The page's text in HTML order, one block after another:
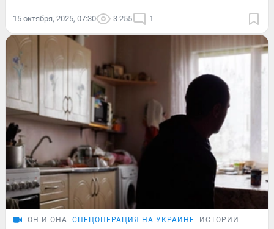
15 октября, 2025, 07:30 3 255 1
ОН И ОНА СПЕЦОПЕРАЦИЯ НА УКРАИНЕ ИСТОРИИ